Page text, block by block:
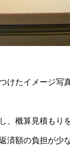
けたイメージ写
概算見積もり
済額の負担が少